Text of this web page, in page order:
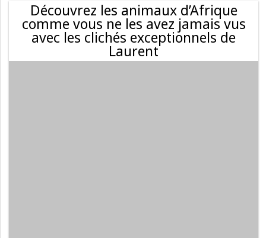
Découvrez les animaux d’Afrique
comme vous ne les avez jamais vus
avec les clichés exceptionnels de
Laurent